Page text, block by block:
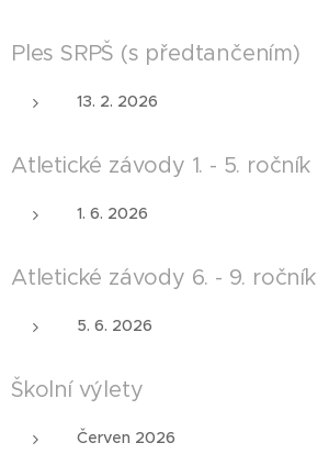
Ples SRPŠ (s předtančením)
13. 2. 2026
Atletické závody 1. - 5. ročník
1. 6. 2026
Atletické závody 6. - 9. ročník
5. 6. 2026
Školní výlety
Červen 2026